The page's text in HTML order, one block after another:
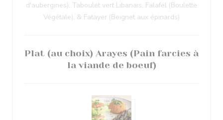
d'aubergines), Taboulet vert Libanais, Falafel (Boulette
Végétale), & Fatayer (Beignet aux épinards)
Plat (au choix) Arayes (Pain farcies à
la viande de boeuf)